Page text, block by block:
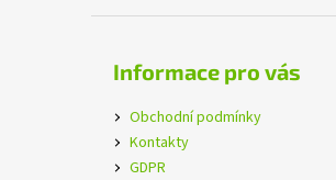
Informace pro vás
Obchodní podmínky
Kontakty
GDPR